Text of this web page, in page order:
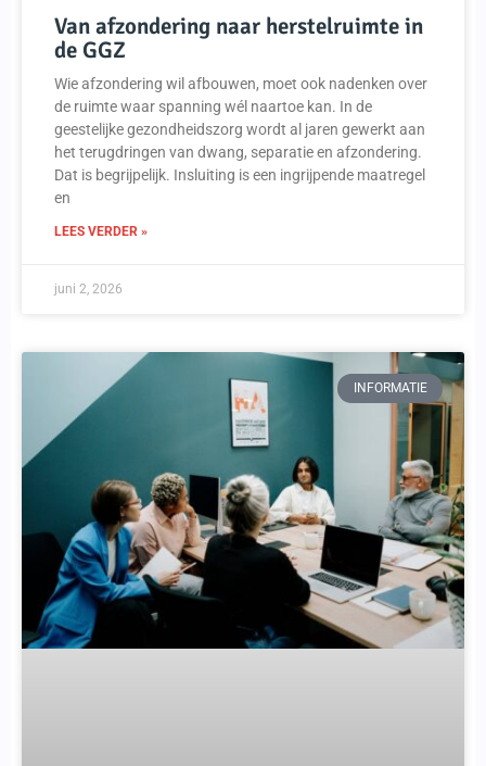
Van afzondering naar herstelruimte in
de GGZ
Wie afzondering wil afbouwen, moet ook nadenken over
de ruimte waar spanning wél naartoe kan. In de
geestelijke gezondheidszorg wordt al jaren gewerkt aan
het terugdringen van dwang, separatie en afzondering.
Dat is begrijpelijk. Insluiting is een ingrijpende maatregel
en
LEES VERDER »
juni 2, 2026
INFORMATIE